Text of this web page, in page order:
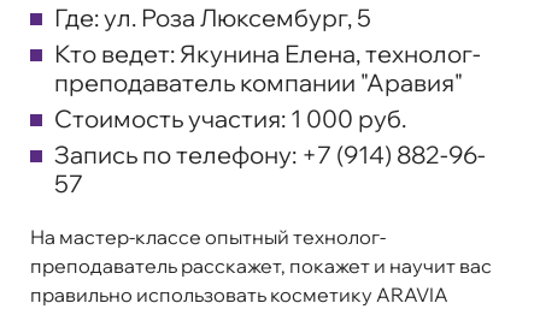
Где:ул. Роза Люксембург, 5
Кто ведет: Якунина Елена, технолог-
преподаватель компании "Аравия"
Стоимость участия: 1 000 руб.
Запись по телефону: +7 (914) 882-96-
57
На мастер-классе опытный технолог-
преподаватель расскажет, покажет и научит вас
правильно использовать косметику ARAVIA